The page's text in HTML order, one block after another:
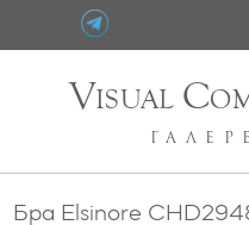
VISUAL C
Бра Elsinore